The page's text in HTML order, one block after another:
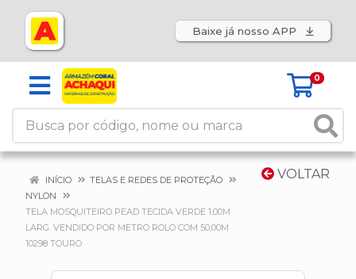
Baixe já nosso APP
0
VOLTAR
INÍCIO
TELAS E REDES DE PROTEÇÃO
NYLON
TELA MOSQUITEIRO PEAD TECIDA VERDE 1,00M
LARG. VENDIDO POR METRO ROLO COM 50,00M
10298 TOURO